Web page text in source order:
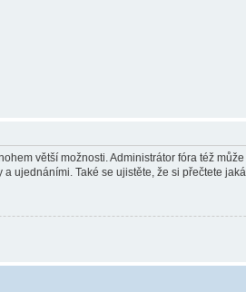
větší možnosti. Administrátor fóra též
ujednáními. Také se ujistěte, že si přečtete